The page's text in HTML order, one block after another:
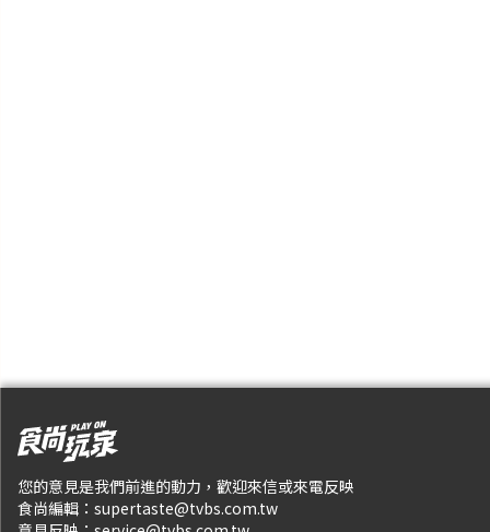
您的意見是我們前進的動力，歡迎來信或來電反映
食尚編輯： supertaste@tvbs.com.tw